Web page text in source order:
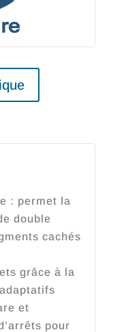
: permet la
double
cachés
grâce à la
et
pour